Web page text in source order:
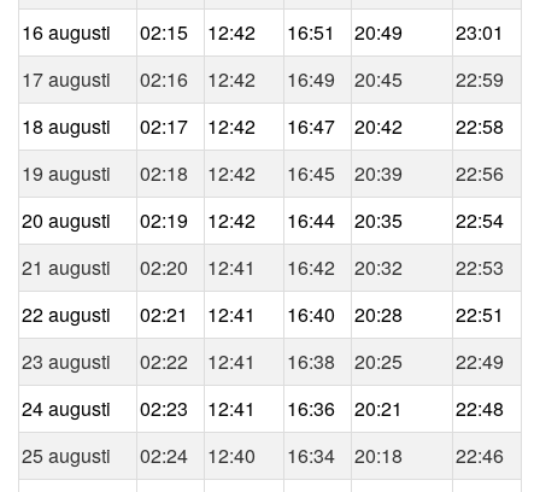
16 augusti
02:15 12:42 16:51 20:49
23:01
17 augusti
02:16 12:42 16:49 20:45
22:59
18 augusti
02:17 12:42 16:47 20:42
22:58
19 augusti
02:18 12:42 16:45 20:39
22:56
20 augusti
02:19 12:42 16:44 20:35
22:54
21 augusti
02:20 12:41 16:42 20:32
22:53
22 augusti
02:21 12:41 16:40 20:28
22:51
23 augusti
02:22 12:41 16:38 20:25
22:49
24 augusti
02:23 12:41 16:36 20:21
22:48
25 augusti
02:24 12:40 16:34 20:18
22:46